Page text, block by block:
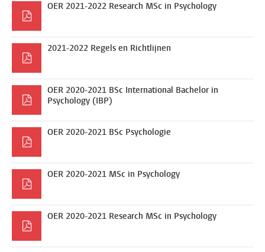
OER 2021-2022 Research MSc in Psychology
2021-2022 Regels en Richtlijnen
OER 2020-2021 BSc International Bachelor in
Psychology (IBP)
OER 2020-2021 BSc Psychologie
OER 2020-2021 MSc in Psychology
OER 2020-2021 Research MSc in Psychology